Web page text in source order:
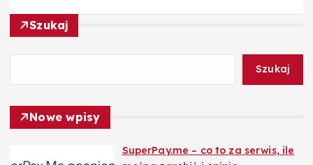
a
w
p
i
Szukaj
Szukaj
Nowe wpisy
SuperPay.me – co to za serwis, ile